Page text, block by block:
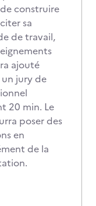
construire
sa
de travail,
ajouté
jury de
20 min. Le
poser des
en
de la